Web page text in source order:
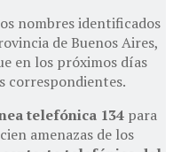
nombres identificados
de Buenos Aires,
en los próximos días
correspondientes.
telefónica 134 para
amenazas de los